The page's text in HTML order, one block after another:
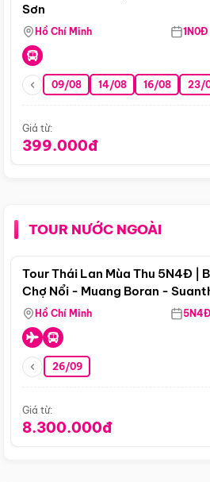
Sơn
Hồ Chí Minh 1N0Đ
09/08 14/08 16/08 23/
Giá từ:
399.000đ
TOUR NƯỚC NGOÀI
Tour Thái Lan Mùa Thu 5N4Đ |
Chợ Nổi - Muang Boran -
Airlines)
Hồ Chí Minh 5N4Đ
26/09
Giá từ:
8.300.000đ